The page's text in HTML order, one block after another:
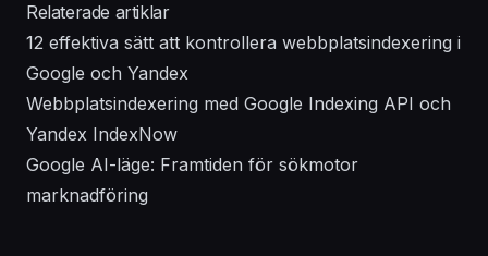
Relaterade artiklar
12 effektiva sätt att kontrollera webbplatsindexering i
Google och Yandex
Webbplatsindexering med Google Indexing API och
Yandex IndexNow
Google AI-läge: Framtiden för sökmotor
marknadföring